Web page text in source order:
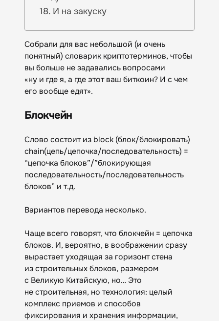
И на закуску
Собрали для вас небольшой (и очень
понятный) словарик криптотерминов, чтобы
вы больше не задавались вопросами
«ну и где я, а где этот ваш биткоин? И с чем
его вообще едят».
Блокчейн
Слово состоит из block (блок/блокировать)
chain(цепь/цепочка/последовательность) =
“цепочка блоков”/”блокирующая
последовательность/последовательность
блоков” и т.д.
Вариантов перевода несколько.
Чаще всего говорят, что блокчейн = цепочка
блоков. И, вероятно, в воображении сразу
вырастает уходящая за горизонт стена
из строительных блоков, размером
с Великую Китайскую, но… Это
не строительная, но технология: целый
комплекс приемов и способов
фиксирования и хранения информации,